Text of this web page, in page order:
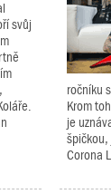
svůj
ročníku
Krom
je
špičkou,
Corona